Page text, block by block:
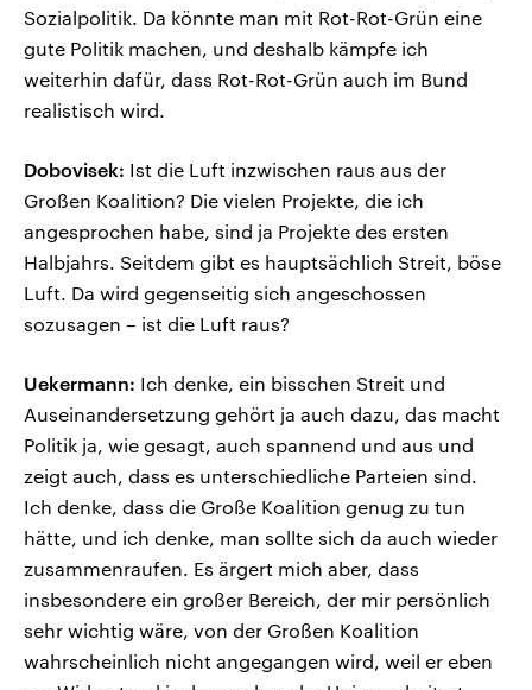
Sozialpolitik. Da könnte man mit Rot-Rot-Grün eine
gute Politik machen, und deshalb kämpfe ich
weiterhin dafür, dass Rot-Rot-Grün auch im Bund
realistisch wird.
Dobovisek: Ist die Luft inzwischen raus aus der
Großen Koalition? Die vielen Projekte, die ich
angesprochen habe, sind ja Projekte des ersten
Halbjahrs. Seitdem gibt es hauptsächlich Streit, böse
Luft. Da wird gegenseitig sich angeschossen
sozusagen – ist die Luft raus?
Uekermann: Ich denke, ein bisschen Streit und
Auseinandersetzung gehört ja auch dazu, das macht
Politik ja, wie gesagt, auch spannend und aus und
zeigt auch, dass es unterschiedliche Parteien sind.
Ich denke, dass die Große Koalition genug zu tun
hätte, und ich denke, man sollte sich da auch wieder
zusammenraufen. Es ärgert mich aber, dass
insbesondere ein großer Bereich, der mir persönlich
sehr wichtig wäre, von der Großen Koalition
wahrscheinlich nicht angegangen wird, weil er eben